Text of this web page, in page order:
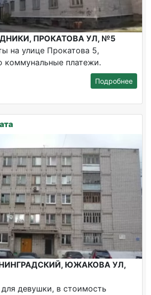
ПРОКАТОВА УЛ, №5
на улице Прокатова 5,
коммунальные платежи.
Подробнее
ЮЖАКОВА УЛ,
девушки, в стоимость